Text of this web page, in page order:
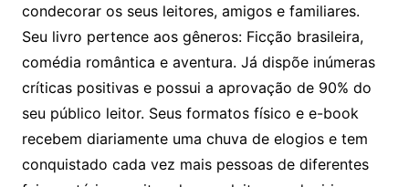
condecorar os seus leitores, amigos e familiares.
Seu livro pertence aos gêneros: Ficção brasileira,
comédia romântica e aventura. Já dispõe inúmeras
críticas positivas e possui a aprovação de 90% do
seu público leitor. Seus formatos físico e e-book
recebem diariamente uma chuva de elogios e tem
conquistado cada vez mais pessoas de diferentes